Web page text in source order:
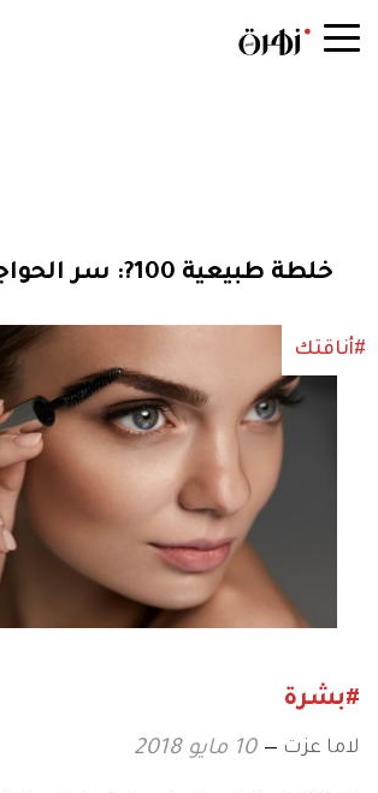
خلطة طبيعية 100?: سر الحواجب الكثيفة
#أناقتك
#بشرة
لاما عزت 10 مايو 2018